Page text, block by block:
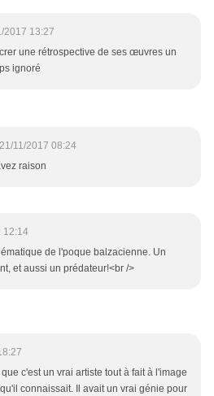
2017 13:27
une rétrospective de ses œuvres un
ignoré
21/11/2017 08:24
raison
12:14
de l'poque balzacienne. Un
et aussi un prédateur!<br />
c'est un vrai artiste tout à fait à l'image
connaissait. Il avait un vrai génie pour